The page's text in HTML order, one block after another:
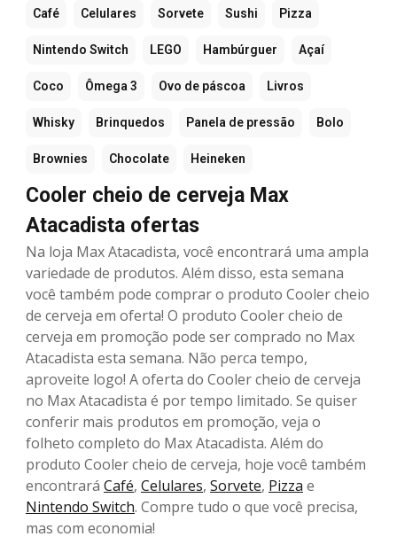
Café Celulares Sorvete Sushi Pizza
Nintendo Switch LEGO Hambúrguer Açaí
Coco Ômega 3 Ovo de páscoa Livros
Whisky Brinquedos Panela de pressão Bolo
Brownies Chocolate Heineken
Cooler cheio de cerveja Max
Atacadista ofertas
Na loja Max Atacadista, você encontrará uma ampla
variedade de produtos. Além disso, esta semana
você também pode comprar o produto Cooler cheio
de cerveja em oferta! O produto Cooler cheio de
cerveja em promoção pode ser comprado no Max
Atacadista esta semana. Não perca tempo,
aproveite logo! A oferta do Cooler cheio de cerveja
no Max Atacadista é por tempo limitado. Se quiser
conferir mais produtos em promoção, veja o
folheto completo do Max Atacadista. Além do
produto Cooler cheio de cerveja, hoje você também
encontrará Café, Celulares, Sorvete, Pizza e
Nintendo Switch. Compre tudo o que você precisa,
mas com economia!